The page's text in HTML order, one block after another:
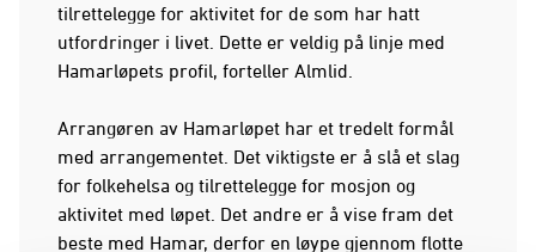
tilrettelegge for aktivitet for de som har hatt
utfordringer i livet. Dette er veldig på linje med
Hamarløpets profil, forteller Almlid.
Arrangøren av Hamarløpet har et tredelt formål
med arrangementet. Det viktigste er å slå et slag
for folkehelsa og tilrettelegge for mosjon og
aktivitet med løpet. Det andre er å vise fram det
beste med Hamar, derfor en løype gjennom flotte